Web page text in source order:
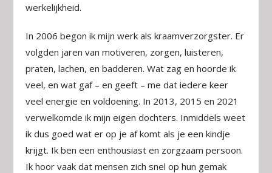
werkelijkheid.
In 2006 begon ik mijn werk als kraamverzorgster. Er
volgden jaren van motiveren, zorgen, luisteren,
praten, lachen, en badderen. Wat zag en hoorde ik
veel, en wat gaf – en geeft – me dat iedere keer
veel energie en voldoening. In 2013, 2015 en 2021
verwelkomde ik mijn eigen dochters. Inmiddels weet
ik dus goed wat er op je af komt als je een kindje
krijgt. Ik ben een enthousiast en zorgzaam persoon.
Ik hoor vaak dat mensen zich snel op hun gemak